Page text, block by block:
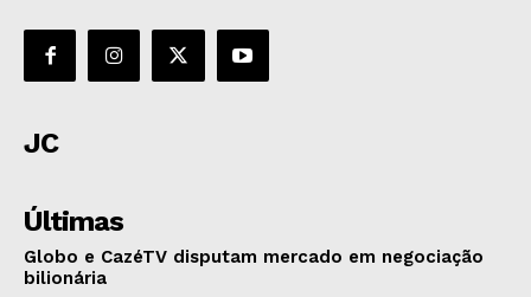
JC
Últimas
Globo e CazéTV disputam mercado em negociação
bilionária